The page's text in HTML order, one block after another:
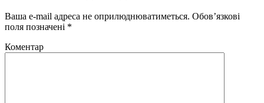
Ваша e-mail адреса не оприлюднюватиметься. Обов’язкові
поля позначені *
Коментар